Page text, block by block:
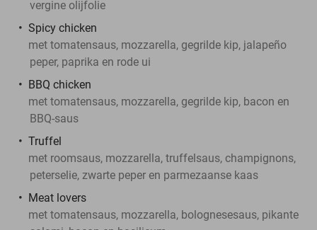
vergine olijfolie
Spicy chicken
met tomatensaus, mozzarella, gegrilde kip, jalapeño
peper, paprika en rode ui
BBQ chicken
met tomatensaus, mozzarella, gegrilde kip, bacon en
BBQ-saus
Truffel
met roomsaus, mozzarella, truffelsaus, champignons,
peterselie, zwarte peper en parmezaanse kaas
Meat lovers
met tomatensaus, mozzarella, bolognesesaus, pikante